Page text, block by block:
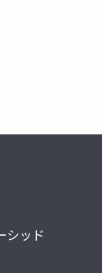
シッド